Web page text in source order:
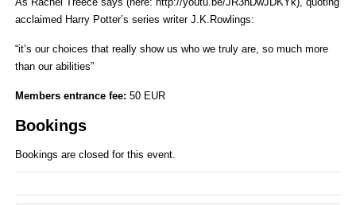
acclaimed Harry Potter’s series writer J.K.Rowlings:
“it’s our choices that really show us who we truly are, so much more
than our abilities”
Members entrance fee: 50 EUR
Bookings
Bookings are closed for this event.